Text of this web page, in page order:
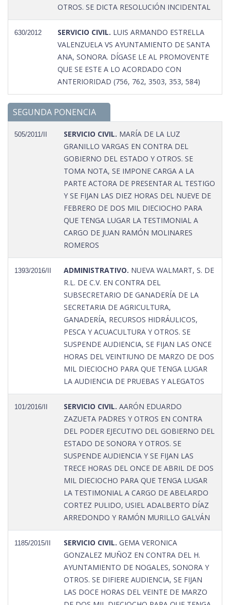
OTROS. SE DICTA RESOLUCIÓN INCIDENTAL
630/2012 SERVICIO CIVIL. LUIS ARMANDO ESTRELLA
VALENZUELA VS AYUNTAMIENTO DE SANTA
ANA, SONORA. DÍGASE LE AL PROMOVENTE
QUE SE ESTE A LO ACORDADO CON
ANTERIORIDAD (756, 762, 3503, 353, 584)
SEGUNDA PONENCIA
505/2011/II SERVICIO CIVIL. MARÍA DE LA LUZ
GRANILLO VARGAS EN CONTRA DEL
GOBIERNO DEL ESTADO Y OTROS. SE
TOMA NOTA, SE IMPONE CARGA A LA
PARTE ACTORA DE PRESENTAR AL TESTIGO
Y SE FIJAN LAS DIEZ HORAS DEL NUEVE DE
FEBRERO DE DOS MIL DIECIOCHO PARA
QUE TENGA LUGAR LA TESTIMONIAL A
CARGO DE JUAN RAMÓN MOLINARES
ROMEROS
1393/2016/II ADMINISTRATIVO. NUEVA WALMART, S. DE
R.L. DE C.V. EN CONTRA DEL
SUBSECRETARIO DE GANADERÍA DE LA
SECRETARIA DE AGRICULTURA,
GANADERÍA, RECURSOS HIDRÁULICOS,
PESCA Y ACUACULTURA Y OTROS. SE
SUSPENDE AUDIENCIA, SE FIJAN LAS ONCE
HORAS DEL VEINTIUNO DE MARZO DE DOS
MIL DIECIOCHO PARA QUE TENGA LUGAR
LA AUDIENCIA DE PRUEBAS Y ALEGATOS
101/2016/II SERVICIO CIVIL. AARÓN EDUARDO
ZAZUETA PADRES Y OTROS EN CONTRA
DEL PODER EJECUTIVO DEL GOBIERNO DEL
ESTADO DE SONORA Y OTROS. SE
SUSPENDE AUDIENCIA Y SE FIJAN LAS
TRECE HORAS DEL ONCE DE ABRIL DE DOS
MIL DIECIOCHO PARA QUE TENGA LUGAR
LA TESTIMONIAL A CARGO DE ABELARDO
CORTEZ PULIDO, USIEL ADALBERTO DÍAZ
ARREDONDO Y RAMÓN MURILLO GALVÁN
1185/2015/II SERVICIO CIVIL. GEMA VERONICA
GONZALEZ MUÑOZ EN CONTRA DEL H.
AYUNTAMIENTO DE NOGALES, SONORA Y
OTROS. SE DIFIERE AUDIENCIA, SE FIJAN
LAS DOCE HORAS DEL VEINTE DE MARZO